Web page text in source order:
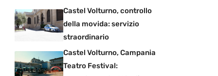
Castel Volturno, controllo
della movida: servizio
straordinario
Castel Volturno, Campania
Teatro Festival: